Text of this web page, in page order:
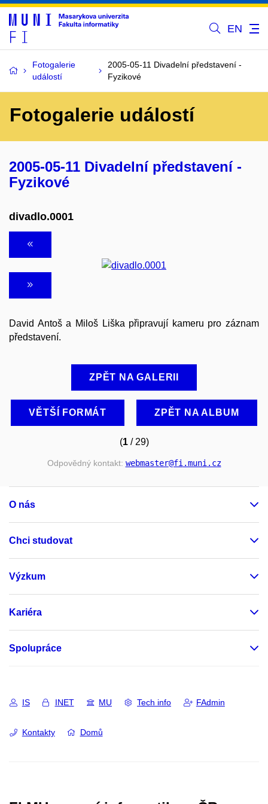
EN
Fotogalerie
událostí
2005-05-11 Divadelní představení -
Fyzikové
Fotogalerie událostí
2005-05-11 Divadelní představení -
Fyzikové
divadlo.0001
David Antoš a Miloš Liška připravují kameru pro záznam
představení.
ZPĚT NA GALERII
VĚTŠÍ FORMÁT ZPĚT NA ALBUM
(1/ 29)
Odpovědný kontakt: webmaster@fi .muni .cz
O nás
Chci studovat
Výzkum
Kariéra
Spolupráce
IS INET MU Tech info FAdmin
Kontakty Domů